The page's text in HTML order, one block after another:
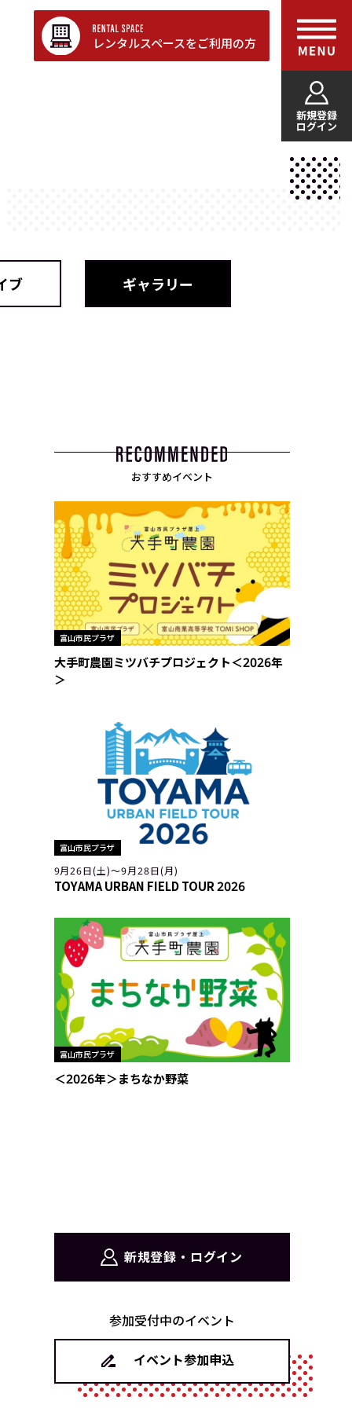
新規登録
ログイン
レンタルスペースをご利用の方
ブ ギャラリー
おすすめイベント
富山市民プラザ
大手町農園ミツバチプロジェクト＜2026年
＞
富山市民プラザ
9月26日(土)〜9月28日(月)
TOYAMA URBAN FIELD TOUR 2026
富山市民プラザ
＜2026年＞まちなか野菜
新規登録・ログイン
参加受付中のイベント
イベント参加申込